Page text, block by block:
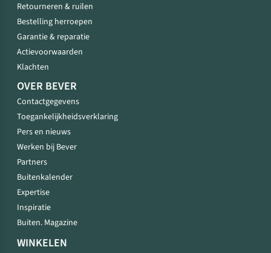
Retourneren & ruilen
Bestelling herroepen
Garantie & reparatie
Actievoorwaarden
Klachten
OVER BEVER
Contactgegevens
Toegankelijkheidsverklaring
Pers en nieuws
Werken bij Bever
Partners
Buitenkalender
Expertise
Inspiratie
Buiten. Magazine
WINKELEN